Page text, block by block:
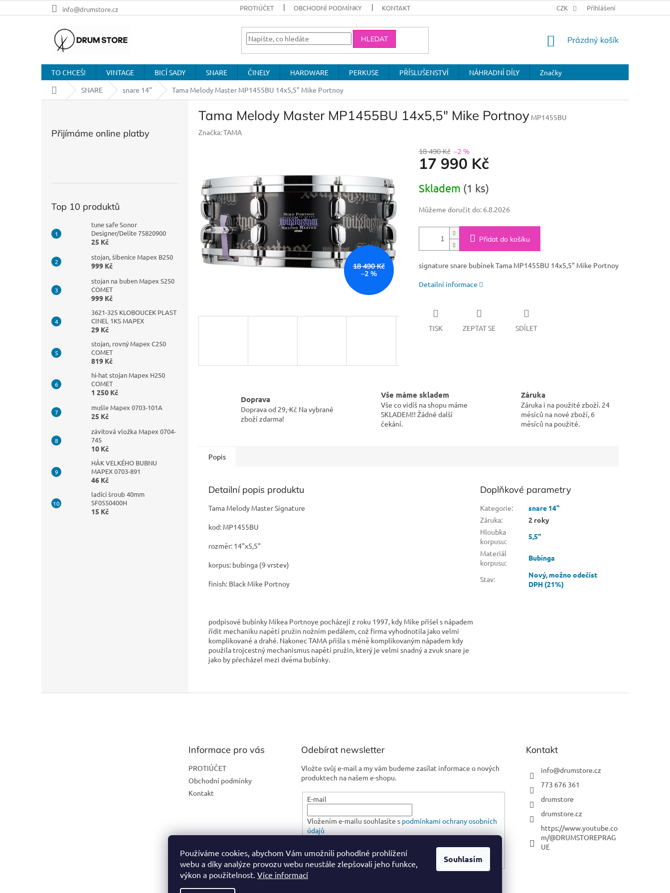
Používáme cookies, abychom Vám umožnili pohodlné prohlížení
webu a díky analýze provozu webu neustále zlepšovali jeho funkce,
výkon a použitelnost. Více informací
Souhlasím
na
info@drumstore.cz PROTIÚČET OBCHODNÍ PODMÍNKY KONTAKT CZK Přihlášení
HLEDAT
NÁKUPNÍ
Prázdný košík
TO CHCEŠ! VINTAGE BICÍ SADY SNARE ČINELY HARDWARE PERKUSE PŘÍSLUŠENSTVÍ NÁHRADNÍ DÍLY
Značky
Domů SNARE snare 14" Tama Melody Master MP1455BU 14x5,5" Mike Portnoy
Přijímáme online platby
Top 10 produktů
tune safe Sonor
Designer/Delite 75820900
25 Kč
stojan, šibenice Mapex B250
999 Kč
stojan na buben Mapex S250
COMET
999 Kč
3621-325 KLOBOUCEK PLAST
CINEL 1KS MAPEX
29 Kč
stojan, rovný Mapex C250
COMET
819 Kč
hi-hat stojan Mapex H250
COMET
1 250 Kč
mušle Mapex 0703-101A
25 Kč
závitová vložka Mapex 0704-
745
10 Kč
HÁK VELKÉHO BUBNU
MAPEX 0703-891
46 Kč
ladící šroub 40mm
SF0550400H
15 Kč
Tama Melody Master MP1455BU 14x5,5" Mike Portnoy MP1455BU
Značka:TAMA
18 490 Kč
–2 %
18 490 Kč –2 %
17 990 Kč
cena:
Skladem (1 ks)
Můžeme doručit do: 6.8.2026
Přidat do košíku
signature snare bubínek Tama MP1455BU 14x5,5" Mike Portnoy
Detailní informace
TISK ZEPTAT SE SDÍLET
Doprava
Doprava od 29,-Kč Na vybrané
zboží zdarma!
Vše máme skladem
Vše co vidíš na shopu máme
SKLADEM!! Žádné další
čekání.
Záruka
Záruka i na použité zboží. 24
měsíců na nové zboží, 6
měsíců na použité.
Popis
Detailní popis produktu
Tama Melody Master Signature
kod: MP1455BU
rozměr: 14"x5,5"
korpus: bubinga (9 vrstev)
finish: Black Mike Portnoy
podpisové bubínky Mikea Portnoye pocházejí z roku 1997, kdy Mike přišel s nápadem
řídit mechaniku napětí pružin nožním pedálem, což firma vyhodnotila jako velmi
komplikované a drahé. Nakonec TAMA přišla s méně komplikovaným nápadem kdy
použila trojcestný mechanismus napětí pružin, který je velmi snadný a zvuk snare je
jako by přecházel mezi dvěma bubínky.
Doplňkové parametry
Kategorie:
snare 14"
Záruka:
2 roky
Hloubka
korpusu:
5,5“
Materiál
korpusu:
Bubinga
Stav: Nový, možno odečíst
DPH (21%)
Informace pro vás
PROTIÚČET
Obchodní podmínky
Kontakt
Odebírat newsletter
Vložte svůj e-mail a my vám budeme zasílat informace o nových
produktech na našem e-shopu.
E-mail
Vložením e-mailu souhlasíte s podmínkami ochrany osobních
údajů
PŘIHLÁSIT SE
Kontakt
info@drumstore.cz
773 676 361
drumstore
drumstore.cz
https://www.youtube.co
m/@DRUMSTOREPRAG
UE